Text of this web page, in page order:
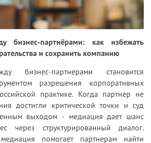
бизнес-партнёрами: как избежать
и сохранить компанию
бизнес-партнерами становится
разрешения корпоративных
практике. Когда партнер не
достигли критической точки и суд
выходом - медиация дает шанс
через структурированный диалог.
помогает партнерам найти